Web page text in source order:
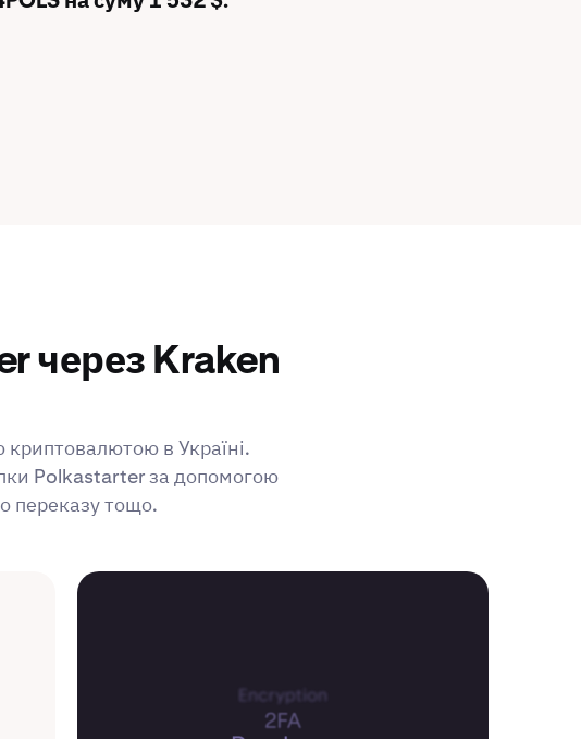
через Kraken
криптовалютою в Україні.
Polkastarter за допомогою
переказу тощо.